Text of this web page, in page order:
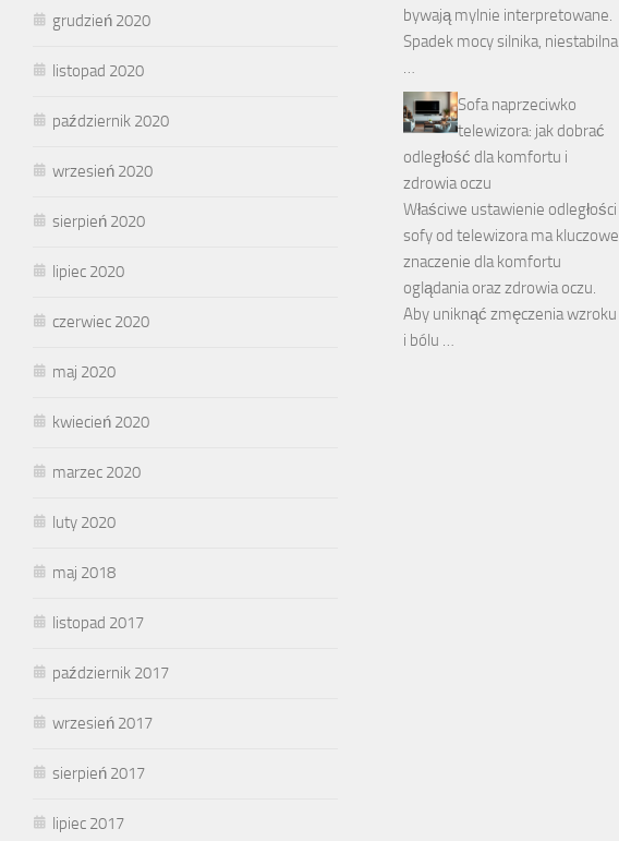
grudzień 2020
listopad 2020
październik 2020
wrzesień 2020
sierpień 2020
lipiec 2020
czerwiec 2020
maj 2020
kwiecień 2020
marzec 2020
luty 2020
maj 2018
listopad 2017
październik 2017
wrzesień 2017
sierpień 2017
lipiec 2017
bywają mylnie interpretowane.
Spadek mocy silnika, niestabilna
…
Sofa naprzeciwko
telewizora: jak dobrać
odległość dla komfortu i
zdrowia oczu
Właściwe ustawienie odległości
sofy od telewizora ma kluczowe
znaczenie dla komfortu
oglądania oraz zdrowia oczu.
Aby uniknąć zmęczenia wzroku
i bólu …